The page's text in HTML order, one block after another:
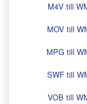
M4V till
MOV till
MPG till
SWF till
VOB till